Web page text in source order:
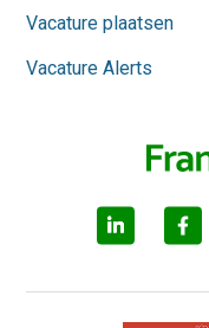
Vacature plaatsen
Vacature Alerts